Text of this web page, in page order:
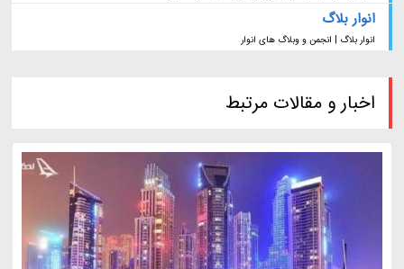
انوار بلاگ
انوار بلاگ | انجمن و وبلاگ های انوار
اخبار و مقالات مرتبط